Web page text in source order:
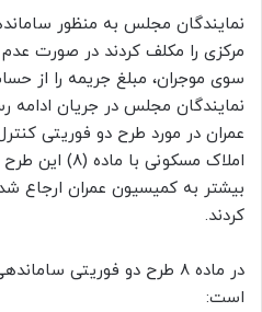
نمایندگان مجلس به منظور
مرکزی را مکلف کردند در صورت عدم
سوی موجران، مبلغ جریمه را از
نمایندگان مجلس در جریان
عمران در مورد طرح دو فوریتی
املاک مسکونی
بیشتر به کمیسیون عمران ارجاع
کردند.
در ماده ۸ طرح دو فوریتی
است: